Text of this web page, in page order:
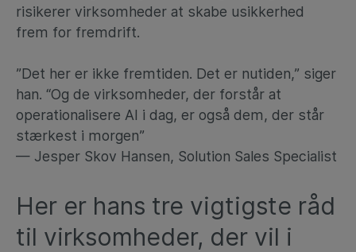
risikerer virksomheder at skabe usikkerhed
frem for fremdrift.
”Det her er ikke fremtiden. Det er nutiden,” siger
han. “Og de virksomheder, der forstår at
operationalisere AI i dag, er også dem, der står
stærkest i morgen”
— Jesper Skov Hansen, Solution Sales Specialist
Her er hans tre vigtigste råd
til virksomheder, der vil i